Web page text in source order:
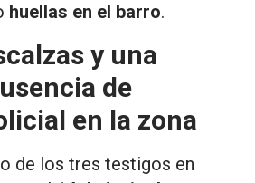
huellas en el barro.
y una
de
en la zona
de los tres testigos en